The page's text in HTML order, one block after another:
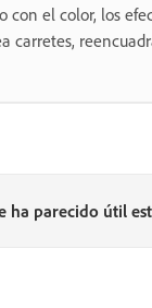
con el color, los
carretes,
ha parecido útil